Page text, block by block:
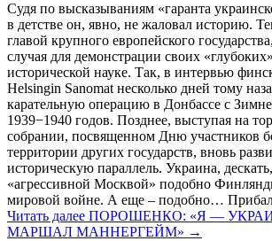
Судя по высказываниям «гаранта
в детстве он, явно, не жаловал историю.
главой крупного европейского
случая для демонстрации своих
исторической науке. Так, в интервью
Helsingin Sanomat несколько дней тому
карательную операцию в Донбассе с
1939−1940 годов. Позднее, выступая на
собрании, посвященном Дню участников
территории других государств, вновь
историческую параллель. Украина,
«агрессивной Москвой» подобно
мировой войне. А еще – подобно…
Читать далее ПОРОШЕНКО: «Я —
МАРШАЛ МАННЕРГЕЙМ» →